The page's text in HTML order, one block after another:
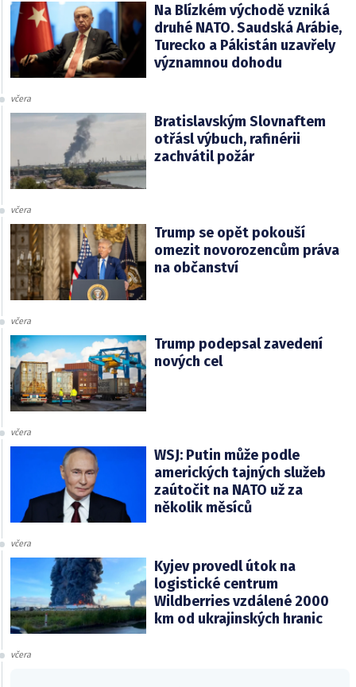
Na Blízkém východě vzniká
druhé NATO. Saudská Arábie,
Turecko a Pákistán uzavřely
významnou dohodu
včera
Bratislavským Slovnaftem
otřásl výbuch, rafinérii
zachvátil požár
včera
Trump se opět pokouší
omezit novorozencům práva
na občanství
včera
Trump podepsal zavedení
nových cel
včera
WSJ: Putin může podle
amerických tajných služeb
zaútočit na NATO už za
několik měsíců
včera
Kyjev provedl útok na
logistické centrum
Wildberries vzdálené 2000
km od ukrajinských hranic
včera